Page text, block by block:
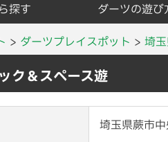
探す ダーツの遊び
ダーツプレイスポット 埼
ク＆スペース遊
埼玉県蕨市